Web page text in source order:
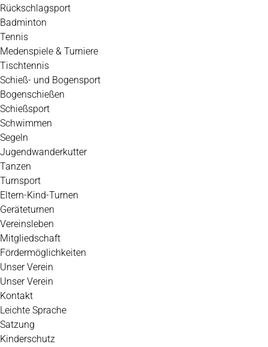
Rückschlagsport
Badminton
Tennis
Medenspiele & Turniere
Tischtennis
Schieß- und Bogensport
Bogenschießen
Schießsport
Schwimmen
Segeln
Jugendwanderkutter
Tanzen
Turnsport
Eltern-Kind-Turnen
Geräteturnen
Vereinsleben
Mitgliedschaft
Fördermöglichkeiten
Unser Verein
Unser Verein
Kontakt
Leichte Sprache
Satzung
Kinderschutz